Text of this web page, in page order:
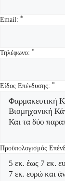
Email: *
Τηλέφωνο: *
Είδος Επένδυσης: *
Προϋπολογισμός